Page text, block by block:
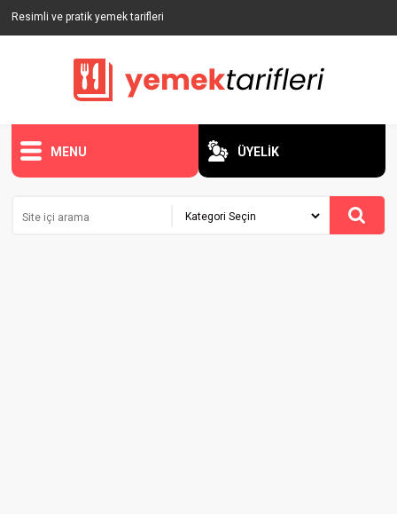
Resimli ve pratik yemek tarifleri
MENU ÜYELİK